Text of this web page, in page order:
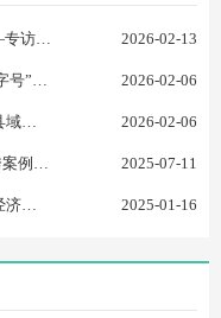
2026-02-13
聚焦2026广西两会代表委员特别访谈——专访：广西人大代表、融安县委书记于福坚
2026-02-06
AI两会访谈丨于福坚代表：持续打造“桂字号”农业品牌 做强百亿金桔产业
2026-02-06
于福坚：做优金桔、香杉特色产业 赋能县域经济发展
2025-07-11
广西农村金融有力推进乡村全面振兴优秀案例系列“云访谈” 专访：融安县县长胡伟华
2025-01-16
于福坚：大力发展制造业 奋力推动融安经济高质量发展